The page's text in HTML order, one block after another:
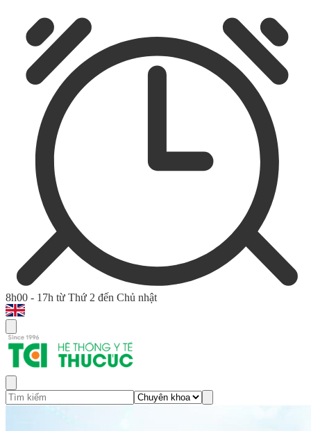
8h00 - 17h từ Thứ 2 đến Chủ nhật